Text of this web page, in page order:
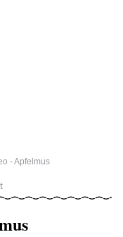
- Apfelmus